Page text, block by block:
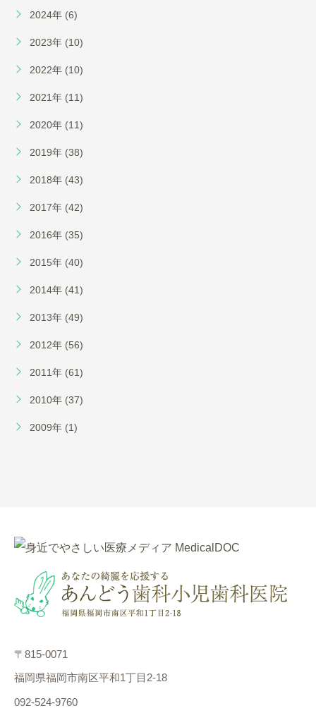
2024年 (6)
2023年 (10)
2022年 (10)
2021年 (11)
2020年 (11)
2019年 (38)
2018年 (43)
2017年 (42)
2016年 (35)
2015年 (40)
2014年 (41)
2013年 (49)
2012年 (56)
2011年 (61)
2010年 (37)
2009年 (1)
〒815-0071
福岡県福岡市南区平和1丁目2-18
092-524-9760